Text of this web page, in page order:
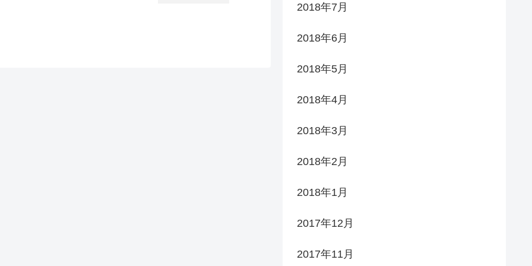
2018年7月
2018年6月
2018年5月
2018年4月
2018年3月
2018年2月
2018年1月
2017年12月
2017年11月